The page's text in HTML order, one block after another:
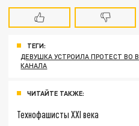
ТЕГИ:
ДЕВУШКА УСТРОИЛА ПРОТЕСТ ВО
КАНАЛА
ЧИТАЙТЕ ТАКЖЕ:
Технофашисты XXI века